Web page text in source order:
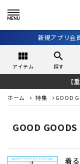
新規アプリ会
view_module
アイテム
search
探す
【
ホーム 特集 GOOD
GOOD GOODS
着